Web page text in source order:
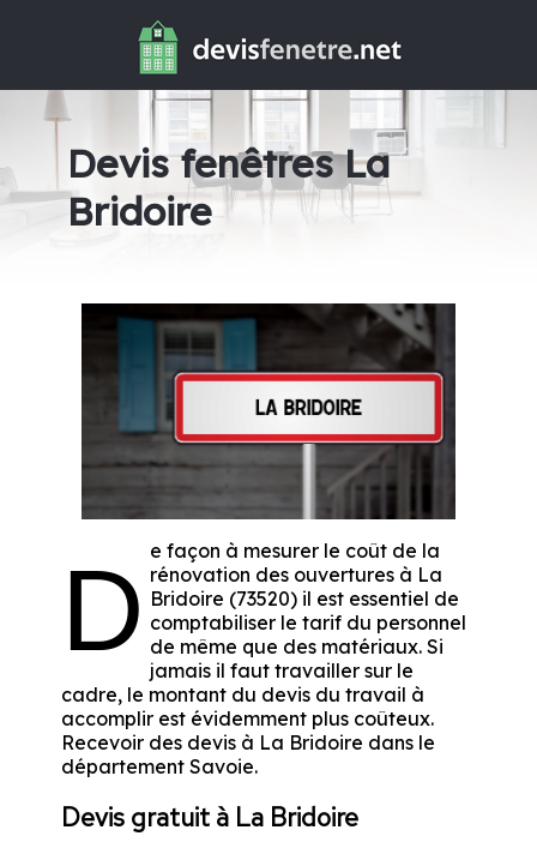
Devis fenêtres La
Bridoire
D e façon à mesurer le coût de la
rénovation des ouvertures à La
Bridoire (73520) il est essentiel de
comptabiliser le tarif du personnel
de même que des matériaux. Si
jamais il faut travailler sur le
cadre, le montant du devis du travail à
accomplir est évidemment plus coûteux.
Recevoir des devis à La Bridoire dans le
département Savoie.
Devis gratuit à La Bridoire